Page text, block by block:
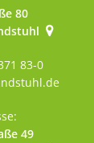
80
83-0
49